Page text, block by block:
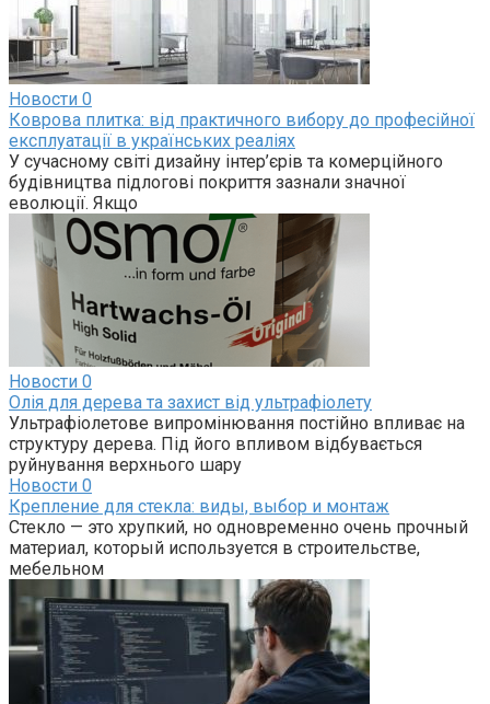
Новости 0
Коврова плитка: від практичного вибору до професійної
експлуатації в українських реаліях
У сучасному світі дизайну інтер’єрів та комерційного
будівництва підлогові покриття зазнали значної
еволюції. Якщо
Новости 0
Олія для дерева та захист від ультрафіолету
Ультрафіолетове випромінювання постійно впливає на
структуру дерева. Під його впливом відбувається
руйнування верхнього шару
Новости 0
Крепление для стекла: виды, выбор и монтаж
Стекло — это хрупкий, но одновременно очень прочный
материал, который используется в строительстве,
мебельном